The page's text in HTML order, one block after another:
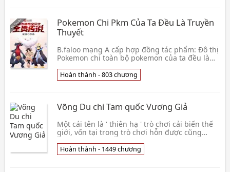
Pokemon Chi Pkm Của Ta Đều Là Truyền
Thuyết
B.faloo mạng A cấp hợp đồng tác phẩm: Đô thị
Pokemon chi toàn bộ pokemon của ta đều là
200 năm👦 Tiểu Bạch Miễn Đại Năng Miêu
Hoàn thành - 803 chương
Võng Du chi Tam quốc Vương Giả
Một cái tên là ' thiên hạ ' trò chơi cải biến thế
giới, vốn tại trong trò chơi hỗn được cũng
hiện👦 Tưởng Chẩm Đầu Đích Khạp Thụy
Hoàn thành - 1449 chương